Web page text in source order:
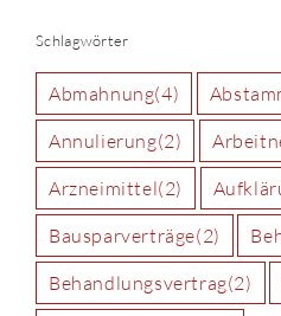
Schlagwörter
Abmahnung(4)
Annulierung(2)
Arzneimittel(2)
Bausparverträge(2)
Behandlungsvertrag(2)